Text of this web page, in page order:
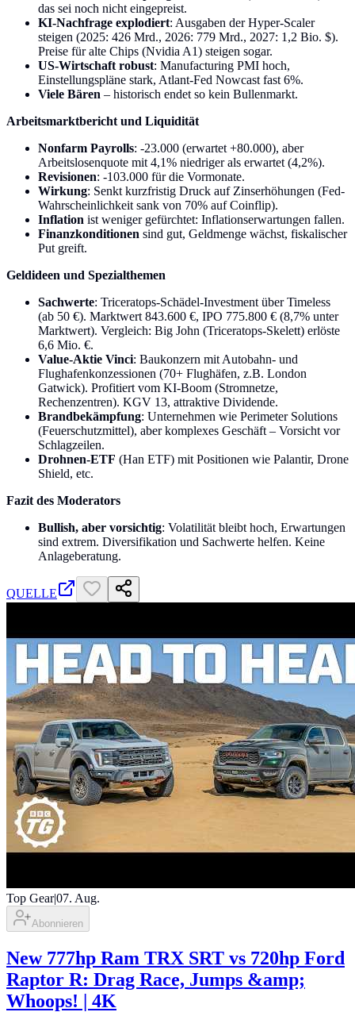
das sei noch nicht eingepreist.
KI-Nachfrage explodiert: Ausgaben der Hyper-Scaler
steigen (2025: 426 Mrd., 2026: 779 Mrd., 2027: 1,2 Bio. $).
Preise für alte Chips (Nvidia A1) steigen sogar.
US-Wirtschaft robust: Manufacturing PMI hoch,
Einstellungspläne stark, Atlant-Fed Nowcast fast 6%.
Viele Bären – historisch endet so kein Bullenmarkt.
Arbeitsmarktbericht und Liquidität
Nonfarm Payrolls: -23.000 (erwartet +80.000), aber
Arbeitslosenquote mit 4,1% niedriger als erwartet (4,2%).
Revisionen: -103.000 für die Vormonate.
Wirkung: Senkt kurzfristig Druck auf Zinserhöhungen (Fed-
Wahrscheinlichkeit sank von 70% auf Coinflip).
Inflation ist weniger gefürchtet: Inflationserwartungen fallen.
Finanzkonditionen sind gut, Geldmenge wächst, fiskalischer
Put greift.
Geldideen und Spezialthemen
Sachwerte: Triceratops-Schädel-Investment über Timeless
(ab 50 €). Marktwert 843.600 €, IPO 775.800 € (8,7% unter
Marktwert). Vergleich: Big John (Triceratops-Skelett) erlöste
6,6 Mio. €.
Value-Aktie Vinci: Baukonzern mit Autobahn- und
Flughafenkonzessionen (70+ Flughäfen, z.B. London
Gatwick). Profitiert vom KI-Boom (Stromnetze,
Rechenzentren). KGV 13, attraktive Dividende.
Brandbekämpfung: Unternehmen wie Perimeter Solutions
(Feuerschutzmittel), aber komplexes Geschäft – Vorsicht vor
Schlagzeilen.
Drohnen-ETF (Han ETF) mit Positionen wie Palantir, Drone
Shield, etc.
Fazit des Moderators
Bullish, aber vorsichtig: Volatilität bleibt hoch, Erwartungen
sind extrem. Diversifikation und Sachwerte helfen. Keine
Anlageberatung.
QUELLE
Top Gear|07. Aug.
Abonnieren
New 777hp Ram TRX SRT vs 720hp Ford
Raptor R: Drag Race, Jumps &amp;
Whoops! | 4K